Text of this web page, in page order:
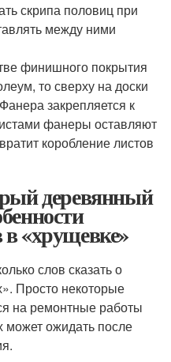
скрипа половиц при
между ними
финишного покрытия
то сверху на доски
закрепляется к
фанеры оставляют
коробление листов
деревянный
«хрущевке»
слов сказать о
Просто некоторые
на ремонтные работы
может ожидать после